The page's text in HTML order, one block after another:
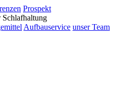
Prospekt
Schlafhaltung
Aufbauservice unser Team